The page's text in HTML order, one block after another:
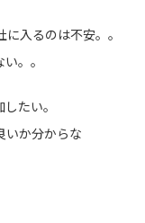
入るのは不安。。
。。
たい。
いか分からな